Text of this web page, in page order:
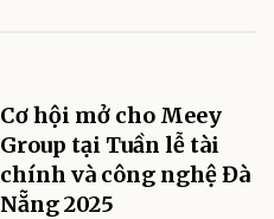
Cơ hội mở cho Meey
Group tại Tuần lễ tài
chính và công nghệ Đà
Nẵng 2025